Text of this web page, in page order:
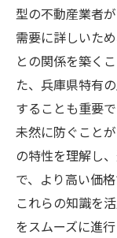
型の不動産業者
需要に詳しいた
との関係を築く
た、兵庫県特有
することも重要
未然に防ぐこと
の特性を理解し
で、より高い価
これらの知識を
をスムーズに進